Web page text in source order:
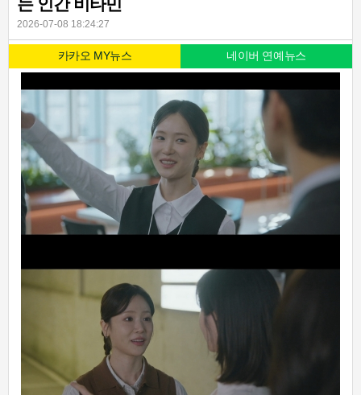
는 인간 비타민
2026-07-08 18:24:27
카카오 MY뉴스 네이버 연예뉴스